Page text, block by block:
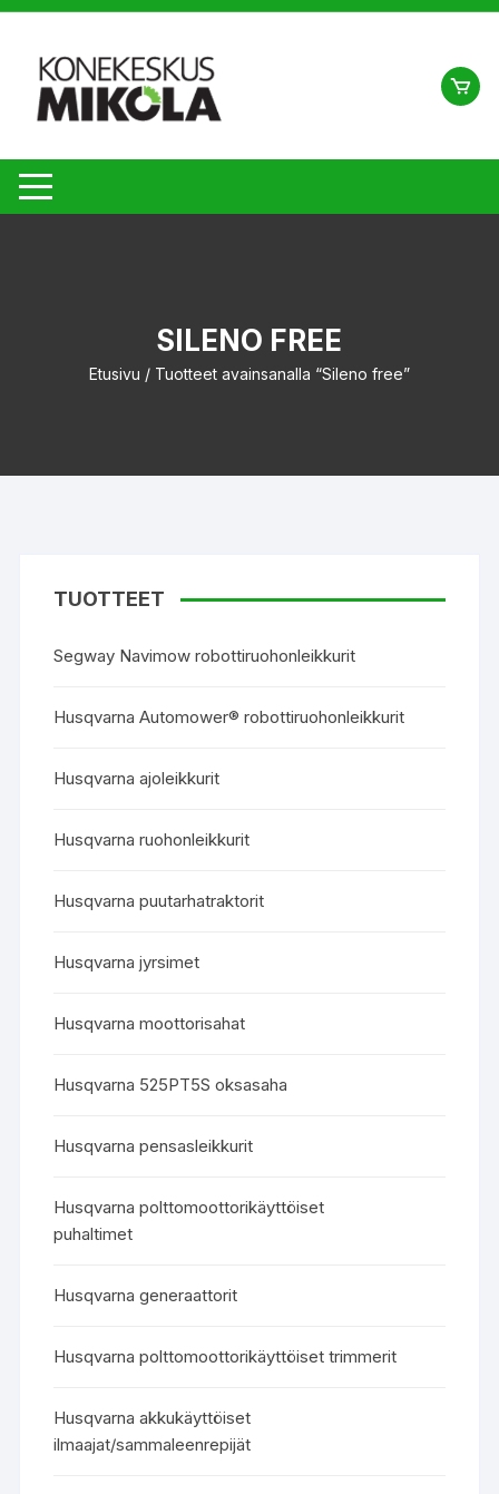
Siirry
sisältöön
SILENO FREE
Etusivu / Tuotteet avainsanalla “Sileno free”
TUOTTEET
Segway Navimow robottiruohonleikkurit
Husqvarna Automower® robottiruohonleikkurit
Husqvarna ajoleikkurit
Husqvarna ruohonleikkurit
Husqvarna puutarhatraktorit
Husqvarna jyrsimet
Husqvarna moottorisahat
Husqvarna 525PT5S oksasaha
Husqvarna pensasleikkurit
Husqvarna polttomoottorikäyttöiset
puhaltimet
Husqvarna generaattorit
Husqvarna polttomoottorikäyttöiset trimmerit
Husqvarna akkukäyttöiset
ilmaajat/sammaleenrepijät